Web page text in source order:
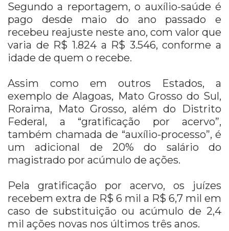
Segundo a reportagem, o auxílio-saúde é
pago desde maio do ano passado e
recebeu reajuste neste ano, com valor que
varia de R$ 1.824 a R$ 3.546, conforme a
idade de quem o recebe.
Assim como em outros Estados, a
exemplo de Alagoas, Mato Grosso do Sul,
Roraima, Mato Grosso, além do Distrito
Federal, a “gratificação por acervo”,
também chamada de “auxílio-processo”, é
um adicional de 20% do salário do
magistrado por acúmulo de ações.
Pela gratificação por acervo, os juízes
recebem extra de R$ 6 mil a R$ 6,7 mil em
caso de substituição ou acúmulo de 2,4
mil ações novas nos últimos três anos.